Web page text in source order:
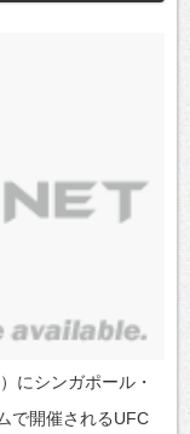
にシンガポール・
で開催されるUFC